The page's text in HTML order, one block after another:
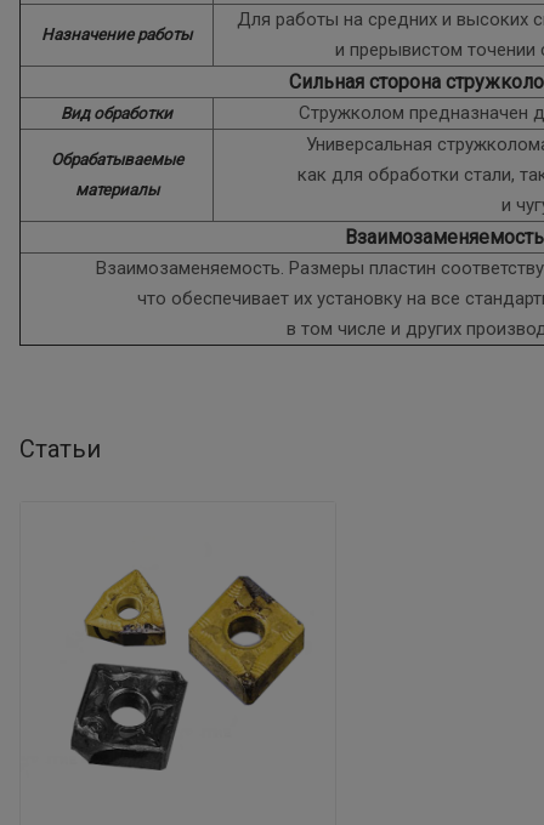
Назначение работы
Для работы на средних и высоких
и прерывистом
Сильная сторона
Вид обработки Стружколом предназначен
Обрабатываемые
материалы
Универсальная
как для обработки стали,
и
Взаимозаменяемость
Взаимозаменяемость. Размеры пластин
что обеспечивает их установку на все
в том числе и других
Статьи